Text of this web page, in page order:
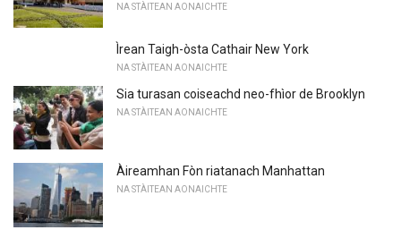
NA STÀITEAN AONAICHTE
Ìrean Taigh-òsta Cathair New York
NA STÀITEAN AONAICHTE
Sia turasan coiseachd neo-fhìor de Brooklyn
NA STÀITEAN AONAICHTE
Àireamhan Fòn riatanach Manhattan
NA STÀITEAN AONAICHTE